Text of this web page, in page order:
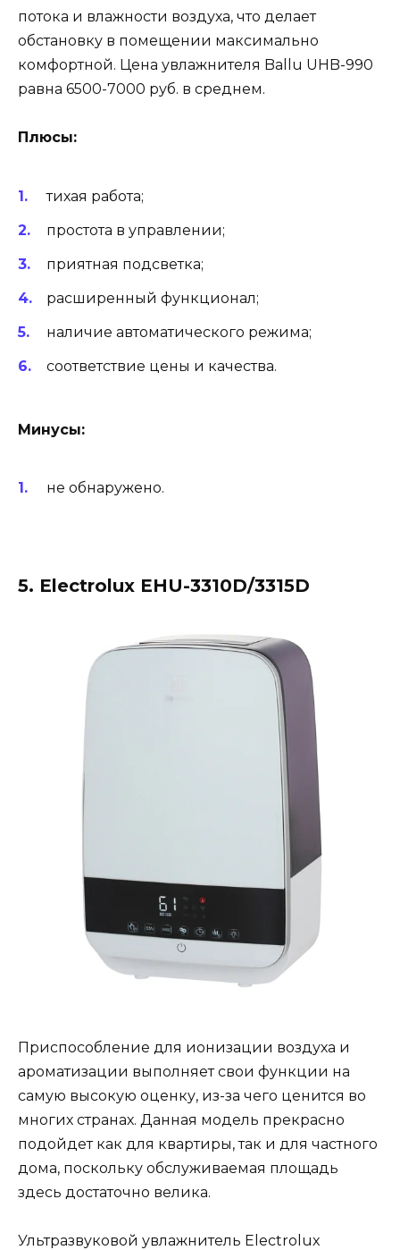
потока и влажности воздуха, что делает
обстановку в помещении максимально
комфортной. Цена увлажнителя Ballu UHB-990
равна 6500-7000 руб. в среднем.
Плюсы:
тихая работа;
простота в управлении;
приятная подсветка;
расширенный функционал;
наличие автоматического режима;
соответствие цены и качества.
Минусы:
не обнаружено.
5. Electrolux EHU-3310D/3315D
Приспособление для ионизации воздуха и
ароматизации выполняет свои функции на
самую высокую оценку, из-за чего ценится во
многих странах. Данная модель прекрасно
подойдет как для квартиры, так и для частного
дома, поскольку обслуживаемая площадь
здесь достаточно велика.
Ультразвуковой увлажнитель Electrolux